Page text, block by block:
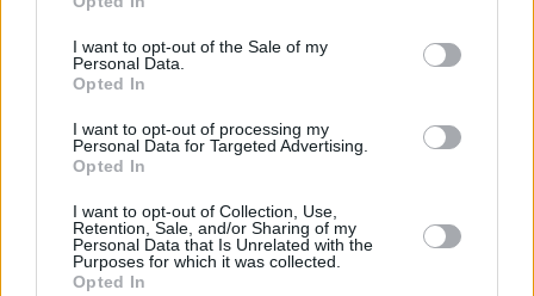
use your data for below specified purposes in below Google
consent section.
I want to opt-out of the Sale of my
Personal Data.
Opted In
I want to opt-out of processing my
Personal Data for Targeted Advertising.
Opted In
I want to opt-out of Collection, Use,
Retention, Sale, and/or Sharing of my
Personal Data that Is Unrelated with the
Purposes for which it was collected.
Opted In
Παντελεήμονα) και Ιπποκράτειο Πολιτεία, στη Θήβα
ενώ μεμονωμένα προβλήματα παρουσιάζονται σε
Αντικύθηρα, Κύθνο και Λέσβο τα μεγαλύτερα
προβλήματα